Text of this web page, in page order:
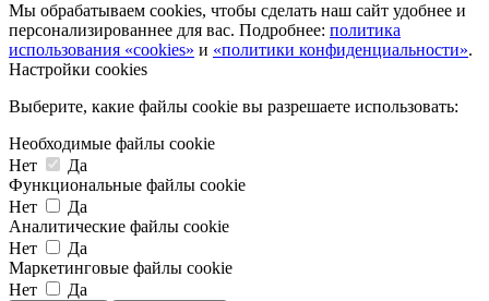
Мы обрабатываем cookies, чтобы сделать наш сайт удобнее и
персонализированнее для вас. Подробнее: политика
использования «cookies» и «политики конфиденциальности».
Настройки cookies
Выберите, какие файлы cookie вы разрешаете использовать:
Необходимые файлы cookie
Нет
Да
Функциональные файлы cookie
Нет
Да
Аналитические файлы cookie
Нет
Да
Маркетинговые файлы cookie
Нет
Да